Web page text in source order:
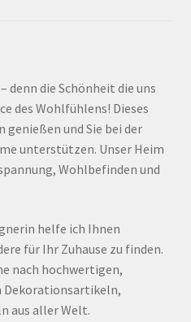
denn die Schönheit die uns
des Wohlfühlens! Dieses
und Sie bei der
unterstützen. Unser Heim
Wohlbefinden und
helfe ich Ihnen
für Ihr Zuhause zu finden.
nach hochwertigen,
Dekorationsartikeln,
aus aller Welt.